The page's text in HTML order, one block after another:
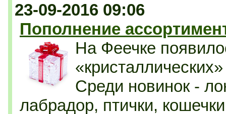
23-09-2016 09:06
Пополнение
На Феечке
Среди новинок -
лабрадор, птички,